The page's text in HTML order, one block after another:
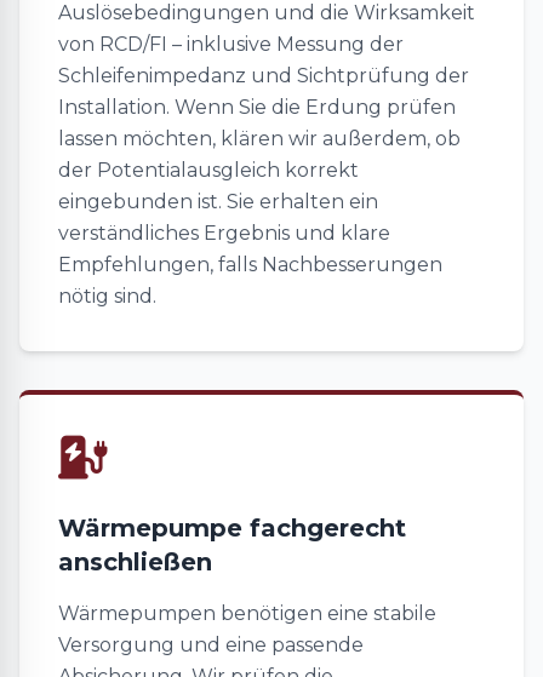
Auslösebedingungen und die Wirksamkeit
von RCD/FI – inklusive Messung der
Schleifenimpedanz und Sichtprüfung der
Installation. Wenn Sie die Erdung prüfen
lassen möchten, klären wir außerdem, ob
der Potentialausgleich korrekt
eingebunden ist. Sie erhalten ein
verständliches Ergebnis und klare
Empfehlungen, falls Nachbesserungen
nötig sind.
Wärmepumpe fachgerecht
anschließen
Wärmepumpen benötigen eine stabile
Versorgung und eine passende